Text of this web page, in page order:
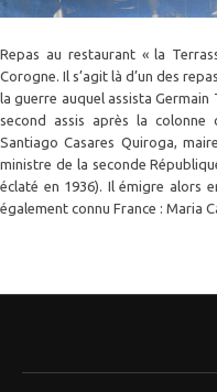
Repas au restaurant « la
Corogne. Il s’agit là d’un des
la guerre auquel assista Germain
second assis après la
Santiago Casares Quiroga,
ministre de la seconde
éclaté en 1936). Il émigre alors
également connu France : Maria